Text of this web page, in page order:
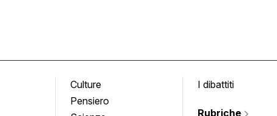
Culture
Pensiero
I dibattiti
Rubriche